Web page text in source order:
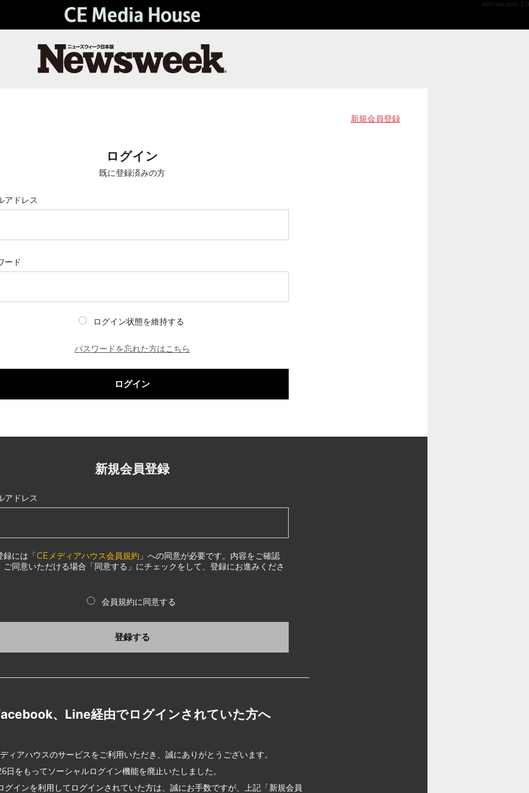
API Version 2.0
新規会員登録
ログイン
既に登録済みの方
アドレス
ード
ログイン状態を維持する
パスワードを忘れた方はこちら
ログイン
新規会員登録
アドレス
録には「CEメディアハウス会員規約 」への同意が必要です。内容をご確認
ご同意いただける場合「同意する」にチェックをして、登録にお進みくださ
会員規約に同意する
登録する
、Line経由でログインされていた方へ
ィアハウスのサービスをご利用いただき、誠にありがとうございます。
日をもってソーシャルログイン機能を廃止いたしました。
グインを利用してログインされていた方は、誠にお手数ですが、上記「新規会員